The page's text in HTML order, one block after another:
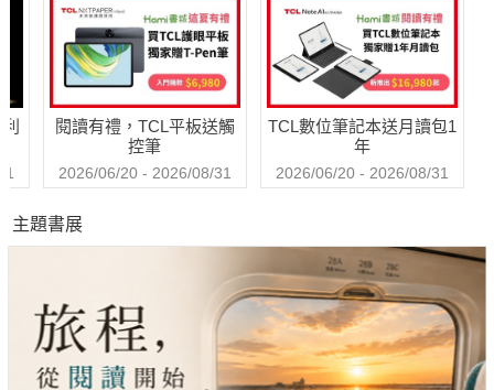
閱讀有禮，TCL平板送觸
控筆
2026/06/20 - 2026/08/31
TCL數位筆記本送月讀包1
年
2026/06/20 - 2026/08/31
主題書展